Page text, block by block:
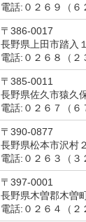
電話:０２６９（６
〒386-0017
長野県上田市踏入
電話:０２６８（２
〒385-0011
長野県佐久市猿久
電話:０２６７（６
〒390-0877
長野県松本市沢村
電話:０２６３（３
〒397-0001
長野県木曽郡木曽
電話:０２６４（２